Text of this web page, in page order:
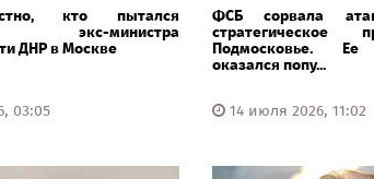
кто пытался
экс-министра
ДНР в Москве
03:05
ФСБ сорвала
стратегическое
Подмосковье. Ее
оказался попу...
14 июля 2026, 11:02